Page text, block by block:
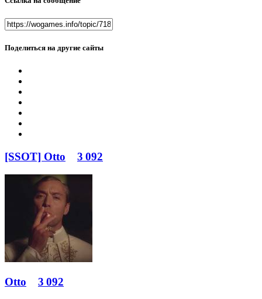
Поделиться на другие сайты
[SSOT] Otto 3 092
Otto 3 092